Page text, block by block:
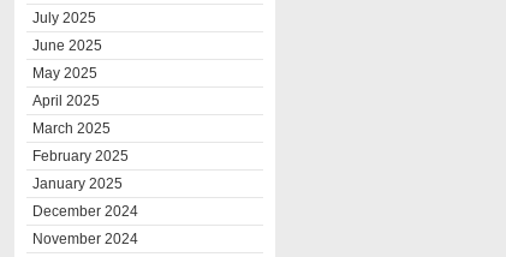
July 2025
June 2025
May 2025
April 2025
March 2025
February 2025
January 2025
December 2024
November 2024